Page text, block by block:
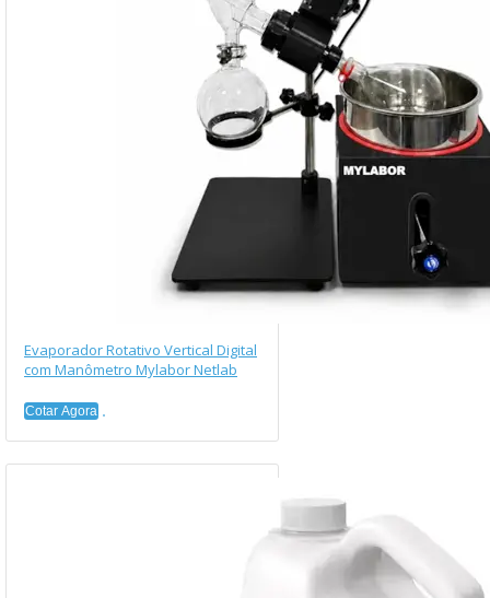
Evaporador Rotativo Vertical Digital
com Manômetro Mylabor Netlab
Cotar Agora